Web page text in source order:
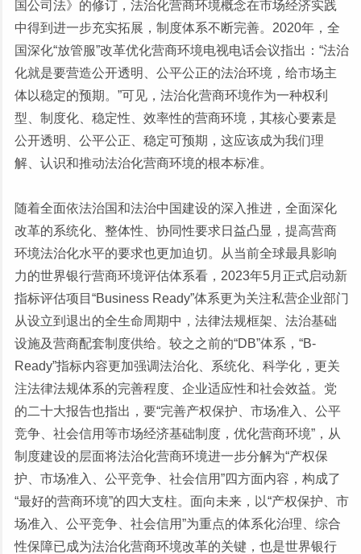
国公司法》的修订，法治化营商环境概念在市场经济实践
中得到进一步充实拓展，制度体系不断完善。2020年，全
国深化“放管服”改革优化营商环境电视电话会议指出：“法治
化就是要营造公开透明、公平公正的法治环境，给市场主
体以稳定的预期。”可见，法治化营商环境作为一种权利
型、制度化、稳定性、效率性的营商环境，其核心要素是
公开透明、公平公正、稳定可预期，这应该成为我们理
解、认识和推动法治化营商环境的根本标准。
随着全面依法治国和法治中国建设的深入推进，全面深化
改革的系统化、整体性、协同性要求日益凸显，提高营商
环境法治化水平的要求也更加迫切。从当前全球最具影响
力的世界银行营商环境评估体系看，2023年5月正式启动新
指标评估项目“Business Ready”体系更为关注私营企业部门
从设立到退出的全生命周期中，法律法规框架、法治基础
设施及营商配套制度供给。较之之前的“DB”体系，“B-
Ready”指标内容更加强调法治化、系统化、科学化，更关
注法律法规体系的完善程度、企业适应性和社会效益。党
的二十大报告也指出，要“完善产权保护、市场准入、公平
竞争、社会信用等市场经济基础制度，优化营商环境”，从
制度建设的层面将法治化营商环境进一步分解为“产权保
护、市场准入、公平竞争、社会信用”四方面内容，构成了
“最好的营商环境”的四大支柱。面向未来，以“产权保护、市
场准入、公平竞争、社会信用”为重点的体系化治理、综合
性保障已成为法治化营商环境改革的关键，也是世界银行